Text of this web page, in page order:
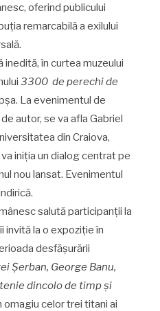
oferind publicului
remarcabilă a exilului
în curtea muzeului
3300 de perechi de
La evenimentul de
autor, se va afla Gabriel
din Craiova,
iniția un dialog centrat pe
nou lansat. Evenimentul
salută participanții la
invită la o expoziție în
desfășurării
Șerban, George Banu,
dincolo de timp și
omagiu celor trei titani ai